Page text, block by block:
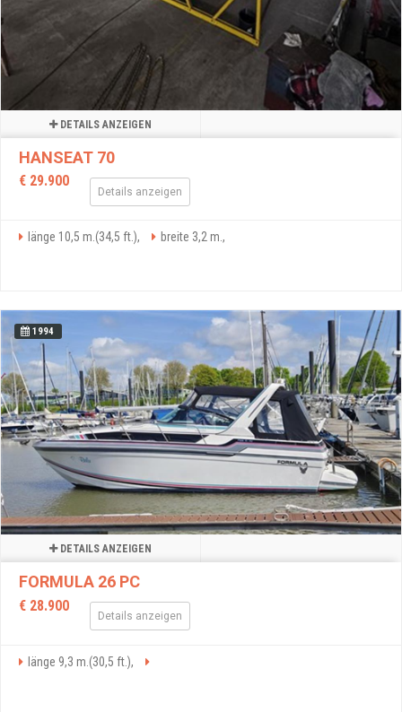
DETAILS ANZEIGEN
HANSEAT 70
€ 29.900
Details anzeigen
länge 10,5 m.(34,5 ft.), breite 3,2 m.,
1994
DETAILS ANZEIGEN
FORMULA 26 PC
€ 28.900
Details anzeigen
länge 9,3 m.(30,5 ft.),